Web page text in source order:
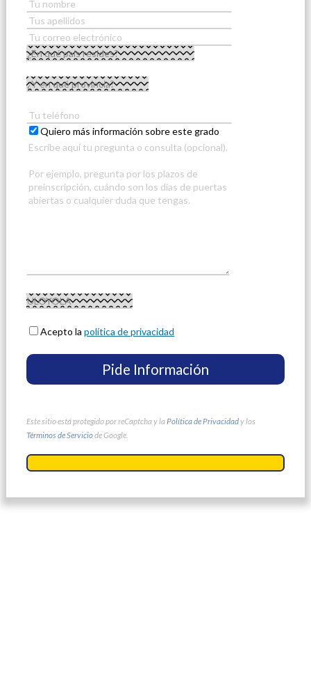
Quiero más información sobre este grado
Acepto lapolítica de privacidad
Este sitio está protegido por reCaptcha y la Política de Privacidady los
Términos de Serviciode Google.